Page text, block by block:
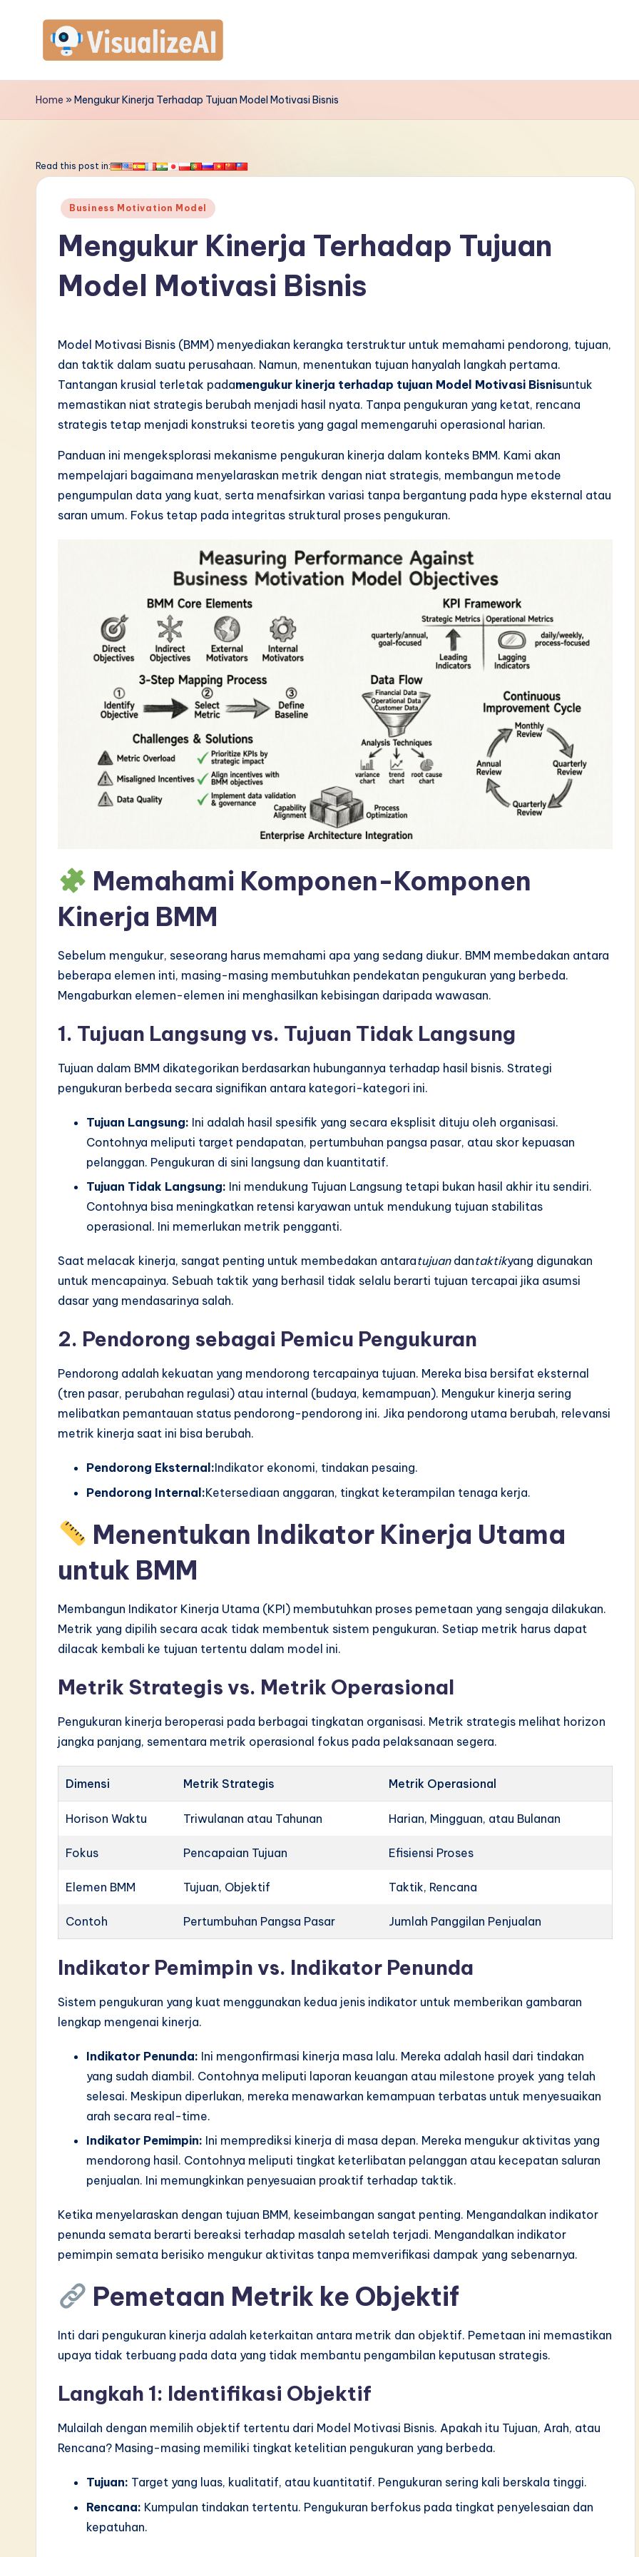
contentV
is
a
si
ft
w
Home »Mengukur Kinerja Terhadap Tujuan Model Motivasi Bisnis
Read this post in:
Posted
Business Motivation Model
Mengukur Kinerja Terhadap Tujuan
Model Motivasi Bisnis
Model Motivasi Bisnis (BMM) menyediakan kerangka terstruktur untuk memahami pendorong, tujuan,
dan taktik dalam suatu perusahaan. Namun, menentukan tujuan hanyalah langkah pertama.
Tantangan krusial terletak padamengukur kinerja terhadap tujuan Model Motivasi Bisnisuntuk
memastikan niat strategis berubah menjadi hasil nyata. Tanpa pengukuran yang ketat, rencana
strategis tetap menjadi konstruksi teoretis yang gagal memengaruhi operasional harian.
Panduan ini mengeksplorasi mekanisme pengukuran kinerja dalam konteks BMM. Kami akan
mempelajari bagaimana menyelaraskan metrik dengan niat strategis, membangun metode
pengumpulan data yang kuat, serta menafsirkan variasi tanpa bergantung pada hype eksternal atau
saran umum. Fokus tetap pada integritas struktural proses pengukuran.
Memahami Komponen-Komponen
Kinerja BMM
Sebelum mengukur, seseorang harus memahami apa yang sedang diukur. BMM membedakan antara
beberapa elemen inti, masing-masing membutuhkan pendekatan pengukuran yang berbeda.
Mengaburkan elemen-elemen ini menghasilkan kebisingan daripada wawasan.
1. Tujuan Langsung vs. Tujuan Tidak Langsung
Tujuan dalam BMM dikategorikan berdasarkan hubungannya terhadap hasil bisnis. Strategi
pengukuran berbeda secara signifikan antara kategori-kategori ini.
Tujuan Langsung: Ini adalah hasil spesifik yang secara eksplisit dituju oleh organisasi.
Contohnya meliputi target pendapatan, pertumbuhan pangsa pasar, atau skor kepuasan
pelanggan. Pengukuran di sini langsung dan kuantitatif.
Tujuan Tidak Langsung: Ini mendukung Tujuan Langsung tetapi bukan hasil akhir itu sendiri.
Contohnya bisa meningkatkan retensi karyawan untuk mendukung tujuan stabilitas
operasional. Ini memerlukan metrik pengganti.
Saat melacak kinerja, sangat penting untuk membedakan antaratujuandantaktikyang digunakan
untuk mencapainya. Sebuah taktik yang berhasil tidak selalu berarti tujuan tercapai jika asumsi
dasar yang mendasarinya salah.
2. Pendorong sebagai Pemicu Pengukuran
Pendorong adalah kekuatan yang mendorong tercapainya tujuan. Mereka bisa bersifat eksternal
(tren pasar, perubahan regulasi) atau internal (budaya, kemampuan). Mengukur kinerja sering
melibatkan pemantauan status pendorong-pendorong ini. Jika pendorong utama berubah, relevansi
metrik kinerja saat ini bisa berubah.
Pendorong Eksternal:Indikator ekonomi, tindakan pesaing.
Pendorong Internal:Ketersediaan anggaran, tingkat keterampilan tenaga kerja.
Menentukan Indikator Kinerja Utama
untuk BMM
Membangun Indikator Kinerja Utama (KPI) membutuhkan proses pemetaan yang sengaja dilakukan.
Metrik yang dipilih secara acak tidak membentuk sistem pengukuran. Setiap metrik harus dapat
dilacak kembali ke tujuan tertentu dalam model ini.
Metrik Strategis vs. Metrik Operasional
Pengukuran kinerja beroperasi pada berbagai tingkatan organisasi. Metrik strategis melihat horizon
jangka panjang, sementara metrik operasional fokus pada pelaksanaan segera.
Dimensi Metrik Strategis Metrik Operasional
Horison Waktu Triwulanan atau Tahunan Harian, Mingguan, atau Bulanan
Fokus Pencapaian Tujuan Efisiensi Proses
Elemen BMM Tujuan, Objektif Taktik, Rencana
Contoh Pertumbuhan Pangsa Pasar Jumlah Panggilan Penjualan
Indikator Pemimpin vs. Indikator Penunda
Sistem pengukuran yang kuat menggunakan kedua jenis indikator untuk memberikan gambaran
lengkap mengenai kinerja.
Indikator Penunda: Ini mengonfirmasi kinerja masa lalu. Mereka adalah hasil dari tindakan
yang sudah diambil. Contohnya meliputi laporan keuangan atau milestone proyek yang telah
selesai. Meskipun diperlukan, mereka menawarkan kemampuan terbatas untuk menyesuaikan
arah secara real-time.
Indikator Pemimpin: Ini memprediksi kinerja di masa depan. Mereka mengukur aktivitas yang
mendorong hasil. Contohnya meliputi tingkat keterlibatan pelanggan atau kecepatan saluran
penjualan. Ini memungkinkan penyesuaian proaktif terhadap taktik.
Ketika menyelaraskan dengan tujuan BMM, keseimbangan sangat penting. Mengandalkan indikator
penunda semata berarti bereaksi terhadap masalah setelah terjadi. Mengandalkan indikator
pemimpin semata berisiko mengukur aktivitas tanpa memverifikasi dampak yang sebenarnya.
Pemetaan Metrik ke Objektif
Inti dari pengukuran kinerja adalah keterkaitan antara metrik dan objektif. Pemetaan ini memastikan
upaya tidak terbuang pada data yang tidak membantu pengambilan keputusan strategis.
Langkah 1: Identifikasi Objektif
Mulailah dengan memilih objektif tertentu dari Model Motivasi Bisnis. Apakah itu Tujuan, Arah, atau
Rencana? Masing-masing memiliki tingkat ketelitian pengukuran yang berbeda.
Tujuan: Target yang luas, kualitatif, atau kuantitatif. Pengukuran sering kali berskala tinggi.
Rencana: Kumpulan tindakan tertentu. Pengukuran berfokus pada tingkat penyelesaian dan
kepatuhan.